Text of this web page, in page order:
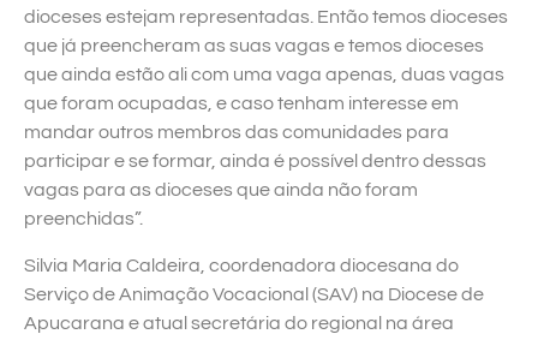
dioceses estejam representadas. Então temos dioceses
que já preencheram as suas vagas e temos dioceses
que ainda estão ali com uma vaga apenas, duas vagas
que foram ocupadas, e caso tenham interesse em
mandar outros membros das comunidades para
participar e se formar, ainda é possível dentro dessas
vagas para as dioceses que ainda não foram
preenchidas”.
Silvia Maria Caldeira, coordenadora diocesana do
Serviço de Animação Vocacional (SAV) na Diocese de
Apucarana e atual secretária do regional na área